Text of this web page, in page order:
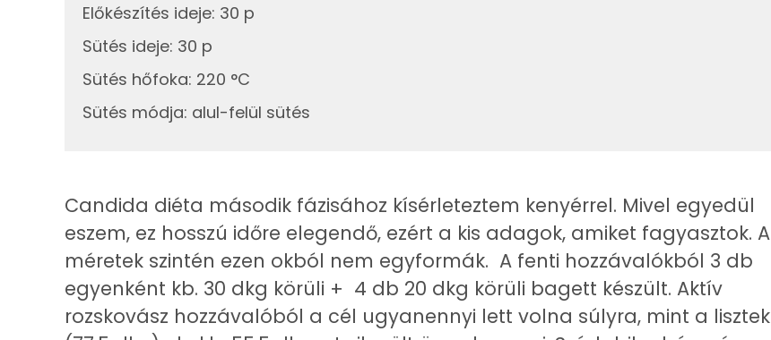
Vas
Magnézium
Nátrium
35 mg
Réz
1 mg
Mangán
6 mg
Szénhidrát
Előkészítés ideje: 30 p
Sütés ideje: 30 p
Sütés hőfoka: 220 °C
Sütés módja: alul-felül sütés
Candida diéta második fázisához kísérleteztem kenyérrel. Mivel egyedül
eszem, ez hosszú időre elegendő, ezért a kis adagok, amiket fagyasztok. A
méretek szintén ezen okból nem egyformák. A fenti hozzávalókból 3 db
egyenként kb. 30 dkg körüli + 4 db 20 dkg körüli bagett készült. Aktív
rozskovász hozzávalóból a cél ugyanennyi lett volna súlyra, mint a lisztek